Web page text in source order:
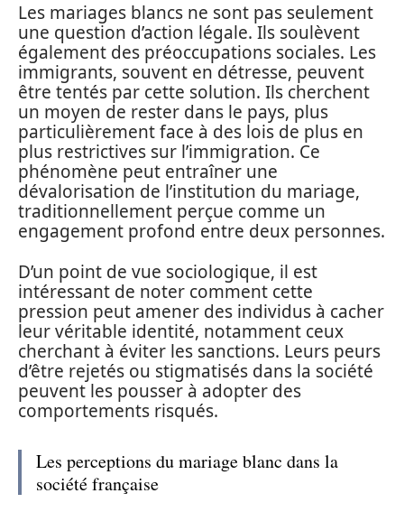
Les mariages blancs ne sont pas seulement
une question d’action légale. Ils soulèvent
également des préoccupations sociales. Les
immigrants, souvent en détresse, peuvent
être tentés par cette solution. Ils cherchent
un moyen de rester dans le pays, plus
particulièrement face à des lois de plus en
plus restrictives sur l’immigration. Ce
phénomène peut entraîner une
dévalorisation de l’institution du mariage,
traditionnellement perçue comme un
engagement profond entre deux personnes.
D’un point de vue sociologique, il est
intéressant de noter comment cette
pression peut amener des individus à cacher
leur véritable identité, notamment ceux
cherchant à éviter les sanctions. Leurs peurs
d’être rejetés ou stigmatisés dans la société
peuvent les pousser à adopter des
comportements risqués.
Les perceptions du mariage blanc dans la
société française